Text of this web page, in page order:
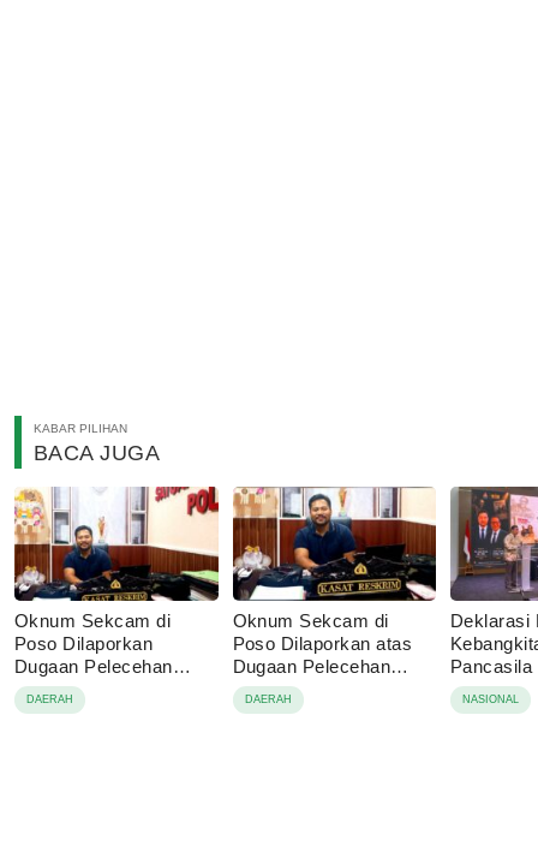
KABAR PILIHAN
BACA JUGA
Oknum Sekcam di
Poso Dilaporkan
Dugaan Pelecehan
Anak
DAERAH
Oknum Sekcam di
Poso Dilaporkan atas
Dugaan Pelecehan
terhadap Dua Anak di
Bawah Umur
DAERAH
Deklarasi
Pancasila
NASIONAL